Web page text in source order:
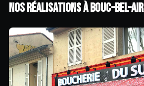
NOS RÉALISATIONS À BOUC-BEL-AIR